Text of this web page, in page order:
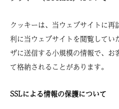
クッキーは、当ウェブサイトに
利に当ウェブサイトを閲覧してい
ザに送信する小規模の情報で、
て格納されることがあります。
SSLによる情報の保護について